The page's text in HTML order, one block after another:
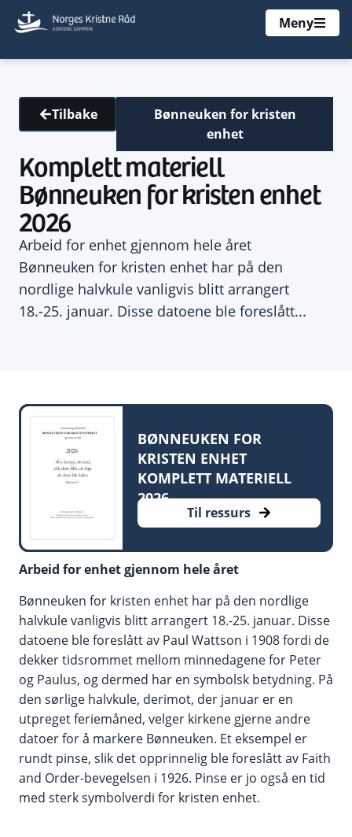
Meny
Tilbake
Bønneuken for kristen
enhet
Komplett materiell
Bønneuken for kristen enhet
2026
Arbeid for enhet gjennom hele året
Bønneuken for kristen enhet har på den
nordlige halvkule vanligvis blitt arrangert
18.-25. januar. Disse datoene ble foreslått...
BØNNEUKEN FOR
KRISTEN ENHET
KOMPLETT MATERIELL
2026
Til ressurs
Arbeid for enhet gjennom hele året
Bønneuken for kristen enhet har på den nordlige
halvkule vanligvis blitt arrangert 18.-25. januar. Disse
datoene ble foreslått av Paul Wattson i 1908 fordi de
dekker tidsrommet mellom minnedagene for Peter
og Paulus, og dermed har en symbolsk betydning. På
den sørlige halvkule, derimot, der januar er en
utpreget feriemåned, velger kirkene gjerne andre
datoer for å markere Bønneuken. Et eksempel er
rundt pinse, slik det opprinnelig ble foreslått av Faith
and Order-bevegelsen i 1926. Pinse er jo også en tid
med sterk symbolverdi for kristen enhet.